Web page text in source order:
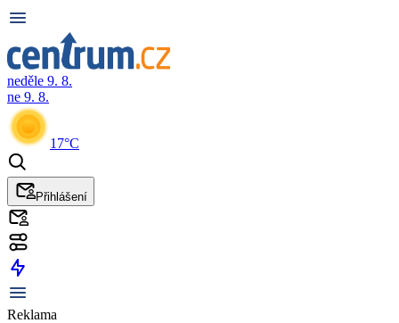
neděle 9. 8.
ne 9. 8.
17°C
Přihlášení
Reklama